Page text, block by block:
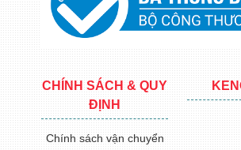
CHÍNH SÁCH & QUY
ĐỊNH
Chính sách vận chuyển